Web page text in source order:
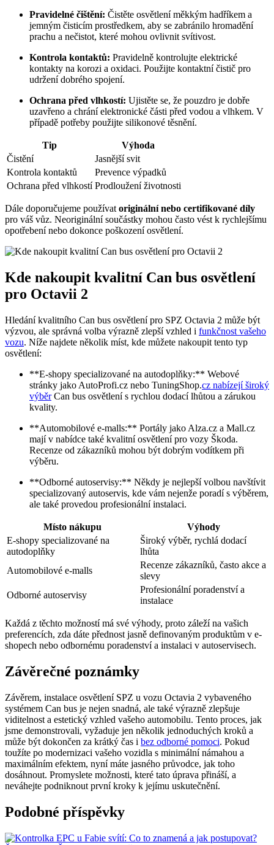
Pravidelné čištění: Čistěte osvětlení měkkým hadříkem a
jemným čisticím prostředkem, aby se zabránilo hromadění
prachu a nečistot, které mohou ovlivnit svítivost.
Kontrola kontaktů: Pravidelně kontrolujte elektrické
kontakty na korozi a oxidaci. Použijte kontaktní čistič pro
udržení dobrého spojení.
Ochrana před vlhkostí: Ujistěte se, že pouzdro je dobře
uzavřeno a chrání elektronické části před vodou a vlhkem. V
případě potřeby použijte silikonové těsnění.
Tip
Výhoda
Čistění
Jasnější svit
Kontrola kontaktů
Prevence výpadků
Ochrana před vlhkostí Prodloužení životnosti
Dále doporučujeme používat originální nebo certifikované díly
pro váš vůz. Neoriginální součástky mohou často vést k rychlejšímu
opotřebení nebo dokonce poškození osvětlení.
Kde nakoupit kvalitní Can bus osvětlení
pro Octavii 2
Hledání kvalitního Can bus osvětlení pro SPZ Octavia 2 může být
výzvou, ale správná volba výrazně zlepší vzhled i funkčnost vašeho
vozu. Níže najdete několik míst, kde můžete nakoupit tento typ
osvětlení:
**E-shopy specializované na autodoplňky:** Webové
stránky jako AutoProfi.cz nebo TuningShop.cz nabízejí široký
výběrCan bus osvětlení s rychlou dodací lhůtou a zárukou
kvality.
**Automobilové e-malls:** Portály jako Alza.cz a Mall.cz
mají v nabídce také kvalitní osvětlení pro vozy Škoda.
Recenze od zákazníků mohou být dobrým vodítkem při
výběru.
**Odborné autoservisy:** Někdy je nejlepší volbou navštívit
specializovaný autoservis, kde vám nejenže poradí s výběrem,
ale také provedou profesionální instalaci.
Místo nákupu
Výhody
E-shopy specializované na
autodoplňky
Široký výběr, rychlá dodací
lhůta
Automobilové e-malls
Recenze zákazníků, často akce a
slevy
Odborné autoservisy
Profesionální poradenství a
instalace
Každá z těchto možností má své výhody, proto záleží na vašich
preferencích, zda dáte přednost jasně definovaným produktům v e-
shopech nebo odbornému poradenství a instalaci v autoservisech.
Závěrečné poznámky
Závěrem, instalace osvětlení SPZ u vozu Octavia 2 vybaveného
systémem Can bus je nejen snadná, ale také výrazně zlepšuje
viditelnost a estetický vzhled vašeho automobilu. Tento proces, jak
jsme demonstrovali, vyžaduje jen několik jednoduchých kroků a
může být dokončen za krátký čas i bez odborné pomoci. Pokud
toužíte po modernizaci vašeho vozidla s minimální námahou a
maximálním efektem, nyní máte jasného průvodce, jak toho
dosáhnout. Promyslete možnosti, které tato úprava přináší, a
neváhejte podniknout první kroky k jejímu uskutečnění.
Podobné příspěvky